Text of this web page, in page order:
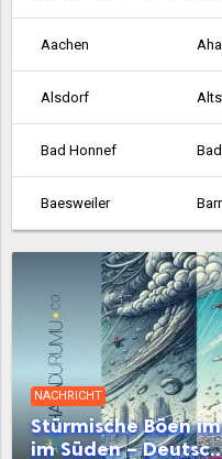
Aachen
Alsdorf
Bad Honnef
Baesweiler
Bergheim
Bielefeld
Bonn
Bottrop
NACHRICHT
Stürmische Böen
im Süden –